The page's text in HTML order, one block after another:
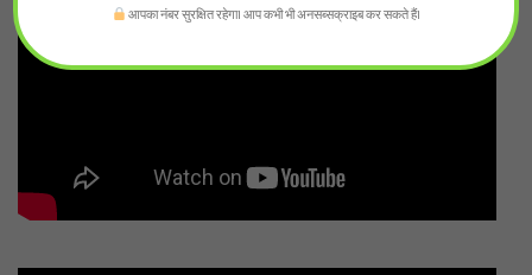
आपका नंबर सुरक्षित रहेगा। आप कभी भी अनसब्सक्राइब कर सकते हैं।